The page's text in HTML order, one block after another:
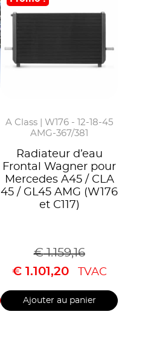
A Class | W176 - 12-18-45
AMG-367/381
Radiateur d’eau
Frontal Wagner pour
Mercedes A45 / CLA
45 / GL45 AMG (W176
et C117)
€1.159,16
€1.101,20 TVAC
Ajouter au panier